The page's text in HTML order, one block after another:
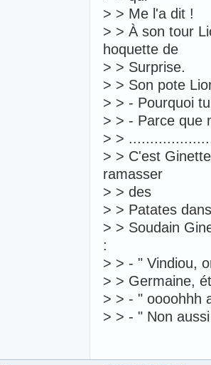
> > Me l'a dit !
> > À son tour
hoquette de
> > Surprise.
> > Son pote
> > - Pourquoi
> > - Parce que
> >
> > C'est
ramasser
> > des
> > Patates
> > Soudain
:
> > - " Vindiou,
> > Germaine,
> > - " oooohhh
> > - " Non